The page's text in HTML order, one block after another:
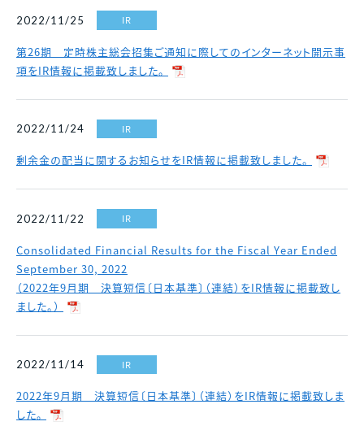
各種資料請求、購入、資産運用に関するお問い合わ
せ・ご質問などはお気軽にご連絡ください。
資料請求
各種お問い合わせ
0120-86-1650
お問い合わせフォーム
中古マンション
マンスリー
マンション
分譲実績
賃貸管理
財務諸表 決算短信
免責事項 その他開示資料一覧
2023年
53.8％
2024年
40.8％
2025年
スポンサーシップ
2022/11/25 IR
第26期 定時株主総会招集ご通知に際してのインターネット開示事
項をIR情報に掲載致しました。
2022/11/24 IR
剰余金の配当に関するお知らせをIR情報に掲載致しました。
2022/11/22 IR
Consolidated Financial Results for the Fiscal Year Ended
September 30, 2022
（2022年9月期 決算短信〔日本基準〕（連結）をIR情報に掲載致し
ました。）
2022/11/14 IR
2022年9月期 決算短信〔日本基準〕（連結）をIR情報に掲載致しま
した。